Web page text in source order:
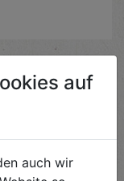
auf
auch wir